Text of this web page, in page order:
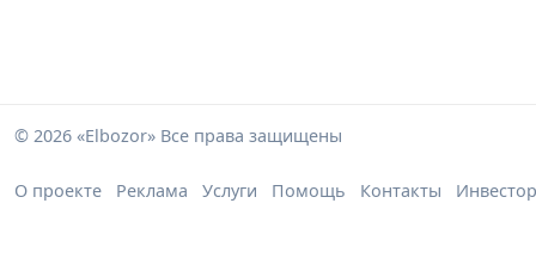
© 2026 «Elbozor» Все права защищены
О проекте Реклама Услуги Помощь Контакты